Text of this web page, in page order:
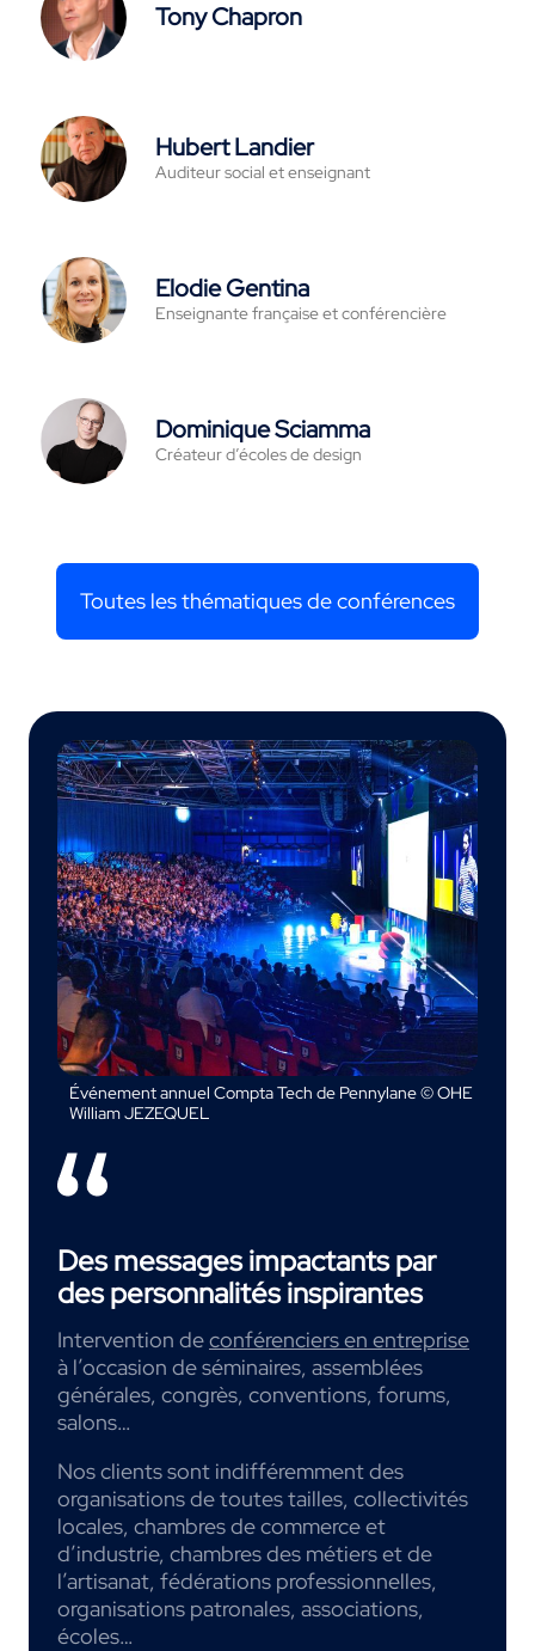
Tony Chapron
Hubert Landier
Auditeur social et enseignant
Elodie Gentina
Enseignante française et conférencière
Dominique Sciamma
Créateur d’écoles de design
Toutes les thématiques de conférences
Événement annuel Compta Tech de Pennylane © OHE
William JEZEQUEL
Des messages impactants par
des personnalités inspirantes
Intervention deconférenciers en entreprise
à l’occasion de séminaires, assemblées
générales, congrès, conventions, forums,
salons…
Nos clients sont indifféremment des
organisations de toutes tailles, collectivités
locales, chambres de commerce et
d’industrie, chambres des métiers et de
l’artisanat, fédérations professionnelles,
organisations patronales, associations,
écoles…